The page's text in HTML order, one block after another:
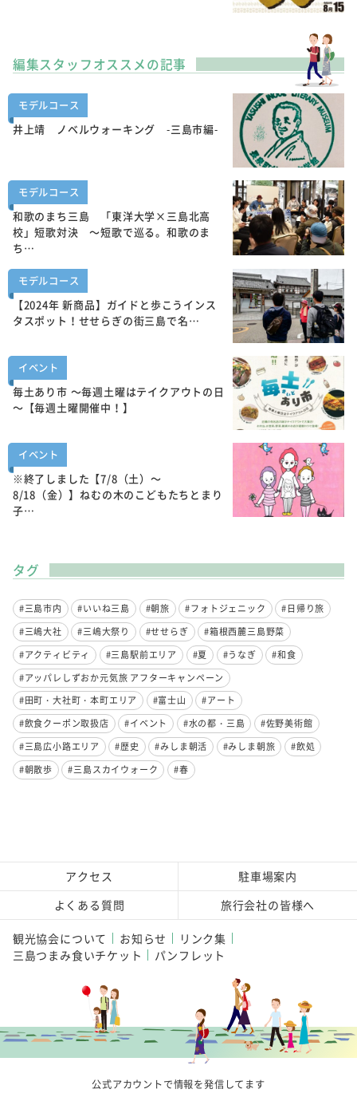
編集スタッフオススメの記事
モデルコース
井上靖 ノベルウォーキング -三島市編-
モデルコース
和歌のまち三島 「東洋大学×三島北高
校」短歌対決 ～短歌で巡る。和歌のま
ち…
モデルコース
【2024年 新商品】ガイドと歩こうインス
タスポット！せせらぎの街三島で名…
イベント
毎土あり市 ～毎週土曜はテイクアウトの日
～【毎週土曜開催中！】
イベント
※終了しました【7/8（土）～
8/18（金）】ねむの木のこどもたちとまり
子…
タグ
#三島市内 #いいね三島 #朝旅 #フォトジェニック
#日帰り旅
#三嶋大社
#三嶋大祭り #せせらぎ
#箱根西麓三島野菜
#アクティビティ
#三島駅前エリア #夏 #うなぎ
#和食
#アッパレしずおか元気旅 アフターキャンペーン
#田町・大社町・本町エリア
#富士山
#アート
#飲食クーポン取扱店
#イベント #水の都・三島
#佐野美術館
#三島広小路エリア
#歴史 #みしま朝活 #みしま朝旅
#飲処
#朝散歩
#三島スカイウォーク #春
アクセス
駐車場案内
よくある質問
旅行会社の皆様へ
観光協会について お知らせ
リンク集
三島つまみ食いチケット
パンフレット
公式アカウントで情報を発信してます